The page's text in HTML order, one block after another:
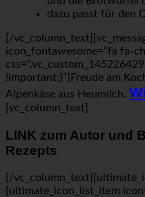
dazu passt für den
[/
icon_fontawesome=”fa fa-
!important;}”]Freude am
Alpenkäse aus Heumilch.
[vc_column_text]
LINK zum Autor und
Rezepts
[/
[ultimate_icon_list_item